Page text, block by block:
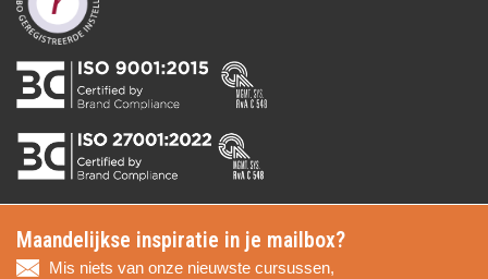
Maandelijkse inspiratie in je mailbox?
Mis niets van onze nieuwste cursussen,